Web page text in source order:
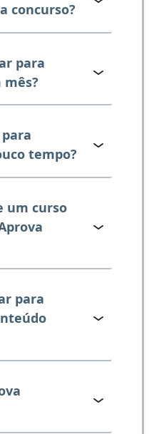
concurso?
para
tempo?
um curso
para